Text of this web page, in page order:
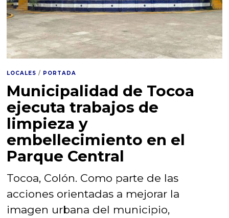
LOCALES / PORTADA
Municipalidad de Tocoa
ejecuta trabajos de
limpieza y
embellecimiento en el
Parque Central
Tocoa, Colón. Como parte de las
acciones orientadas a mejorar la
imagen urbana del municipio,